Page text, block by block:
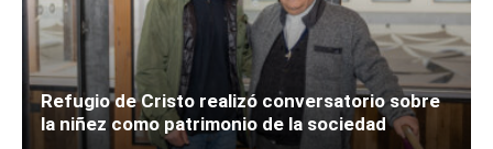
Refugio de Cristo realizó conversatorio sobre
la niñez como patrimonio de la sociedad